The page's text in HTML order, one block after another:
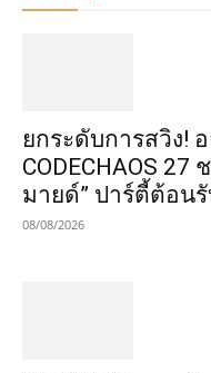
ยกระดับการสวิง!
CODECHAOS 27
มายด์” ปาร์ตี้ต้อน
08/08/2026